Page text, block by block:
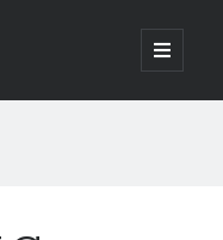
öppna
primär